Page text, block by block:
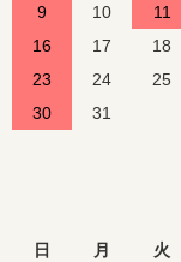
9
10 11
16
17 18
23
24 25
30
31
日
月 火